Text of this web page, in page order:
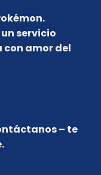
servicio
con amor del
– te